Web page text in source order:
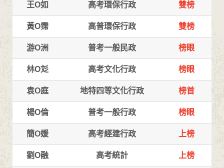
王O如 高考環保行政 雙榜
黃O霈 高普環保行政 雙榜
游O洲 普考一般民政 榜眼
林O彣 高考文化行政 榜眼
袁O庭 地特四等文化行政 榜首
楊O倫 普考一般行政 榜眼
簡O媛 高考經建行政 上榜
劉O融 高考統計 上榜